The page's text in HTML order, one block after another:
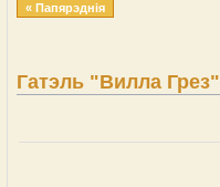
« Папярэднія
Гатэль "Вилла Грез"